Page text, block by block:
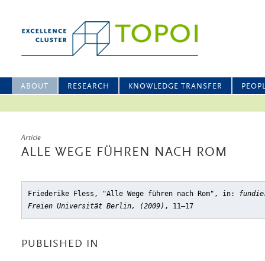
ABOUT RESEARCH KNOWLEDGE TRANSFER
Article
ALLE WEGE FÜHREN NACH ROM
Friederike Fless, "Alle Wege führen nach Rom" , in:
Freien Universität Berlin, (2009) , 11–17
PUBLISHED IN